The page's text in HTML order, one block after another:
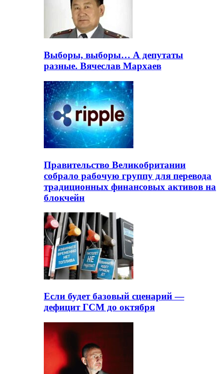
Выборы, выборы… А депутаты
разные. Вячеслав Мархаев
Правительство Великобритании
собрало рабочую группу для перевода
традиционных финансовых активов на
блокчейн
Если будет базовый сценарий —
дефицит ГСМ до октября